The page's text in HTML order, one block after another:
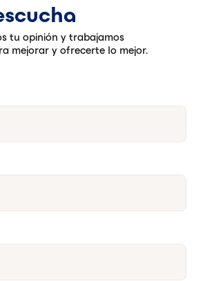
tu opinión y trabajamos
mejorar y ofrecerte lo mejor.